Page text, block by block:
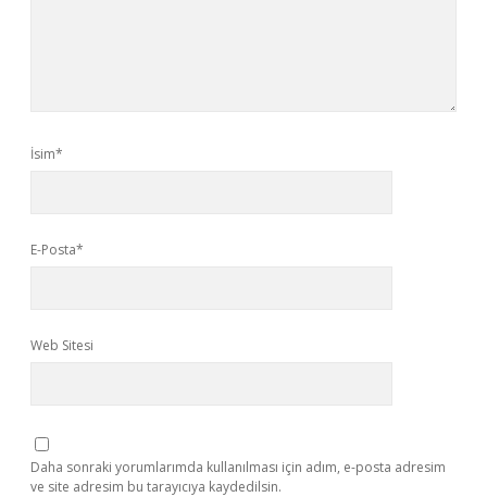
İsim*
E-Posta*
Web Sitesi
Daha sonraki yorumlarımda kullanılması için adım, e-posta adresim
ve site adresim bu tarayıcıya kaydedilsin.